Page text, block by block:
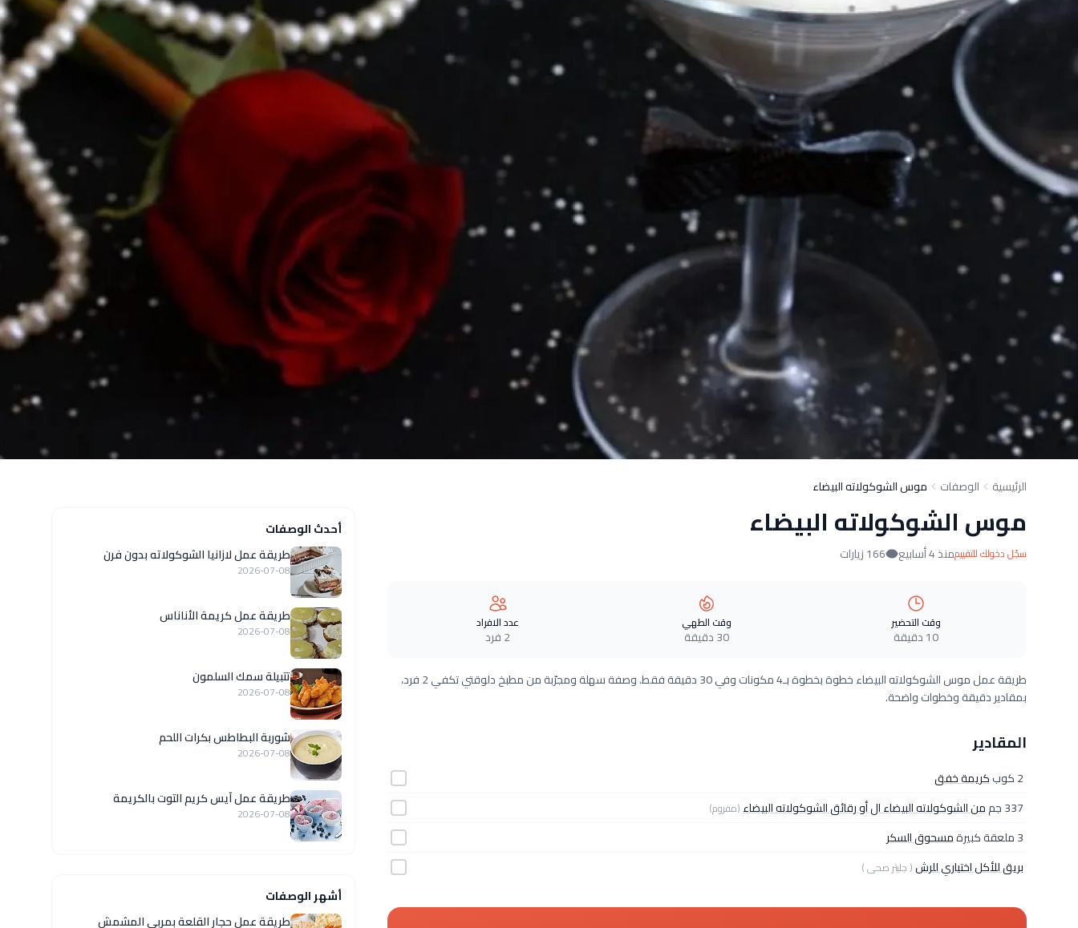
الرئيسية الوصفات موس الشوكولاته البيضاء
موس الشوكولاته البيضاء
سجّل دخولك للتقييممنذ 4 أسابيع 166 زيارات
وقت التحضير
10 دقيقة
وقت الطهي
30 دقيقة
عدد الافراد
2 فرد
طريقة عمل موس الشوكولاته البيضاء خطوة بخطوة بـ4 مكونات وفي 30 دقيقة فقط. وصفة سهلة ومجرّبة من مطبخ دلوقتي تكفي 2 فرد،
بمقادير دقيقة وخطوات واضحة.
المقادير
2 كوب
كريمة خفق
337 جم
من الشوكولاته البيضاء ال أو رقائق الشوكولاته البيضاء(مفروم)
3 ملعقة كبيرة
مسحوق السكر
بريق للأكل اختياري للرش( جليتر صحى )
أحدث الوصفات
طريقة عمل لازانيا الشوكولاته بدون فرن
2026-07-08
طريقة عمل كريمة الأناناس
2026-07-08
تتبيلة سمك السلمون
2026-07-08
شوربة البطاطس بكرات اللحم
2026-07-08
طريقة عمل آيس كريم التوت بالكريمة
2026-07-08
أشهر الوصفات
طريقة عمل حجار القلعة بمربى المشمش